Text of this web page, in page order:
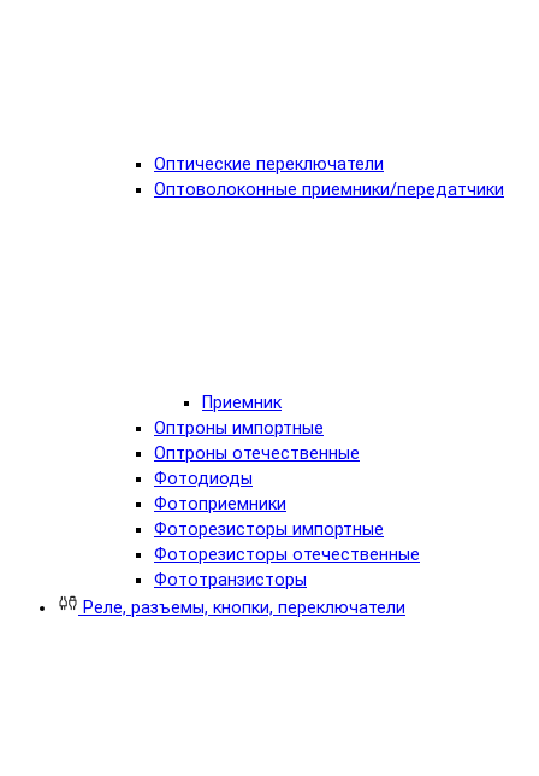
Оптические переключатели
Оптоволоконные приемники/передатчики
Приемник
Оптроны импортные
Оптроны отечественные
Фотодиоды
Фотоприемники
Фоторезисторы импортные
Фоторезисторы отечественные
Фототранзисторы
Реле, разъемы, кнопки, переключатели